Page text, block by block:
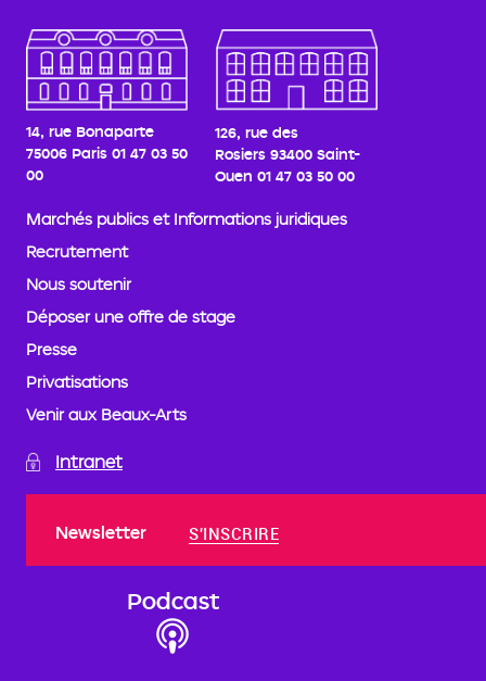
14, rue Bonaparte
75006 Paris 01 47 03 50
00
126, rue des
Rosiers 93400 Saint-
Ouen 01 47 03 50 00
Marchés publics et Informations juridiques
Recrutement
Nous soutenir
Déposer une offre de stage
Presse
Privatisations
Venir aux Beaux-Arts
Intranet
Newsletter S'INSCRIRE
Podcast